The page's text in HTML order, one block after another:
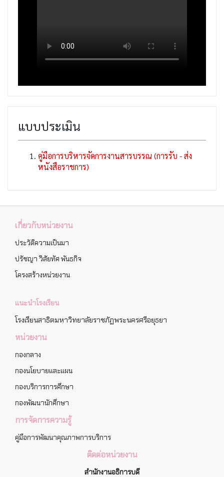
แบบประเมิน
คู่มือการบริหารจัดการงานสารบรรณ (การรับ - ส่ง
หนังสือราชการ)
เกี่ยวกับหน่วยงาน
ประวัติความเป็นมา
ปรัชญา วิสัยทัศ พันธกิจ
โครงสร้างหน่วยงาน
แนะนำโรงเรียน
โรงเรียนสาธิตมหาวิทยาลัยราชภัฏพระนครศรีอยุธยา
หน่วยงาน
กองกลาง
กองนโยบายและแผน
กองบริการการศึกษา
กองพัฒนานักศึกษา
การจัดการความรู้
คู่มือการพัฒนาคุณภาพการบริการ
ติดต่อหน่วยงาน
สำนักงานอธิการบดี